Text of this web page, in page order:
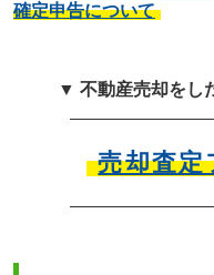
確定申告について
▼ 不動産売却をし
売却査